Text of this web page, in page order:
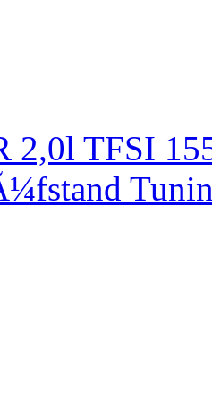
2,0l TFSI